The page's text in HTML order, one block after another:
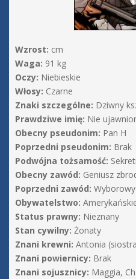
Wzrost: cm
Waga: 91 kg
Oczy: Niebieskie
Włosy: Czarne
Znaki szczególne: Dziwny
Prawdziwe imię: Nie
Obecny pseudonim: Pan H
Poprzedni pseudonim: Brak
Podwójna tożsamość:
Obecny zawód: Geniusz
Poprzedni zawód:
Obywatelstwo:
Status prawny: Nieznany
Stan cywilny: Żonaty
Znani krewni: Antonia
Znani powiernicy: Brak
Znani sojusznicy: Maggia,